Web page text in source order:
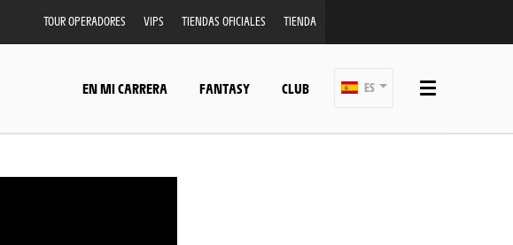
TOUR OPERADORES VIPS TIENDAS OFICIALES TIENDA
EN MI CARRERA FANTASY CLUB ES